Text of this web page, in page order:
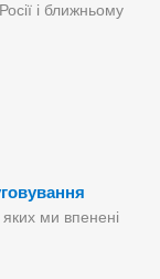
і ближньому
яких ми впенені